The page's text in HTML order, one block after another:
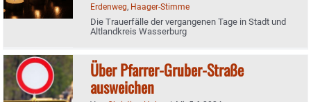
Erdenweg, Haager-Stimme
Die Trauerfälle der vergangenen Tage in Stadt und
Altlandkreis Wasserburg
Über Pfarrer-Gruber-Straße
ausweichen